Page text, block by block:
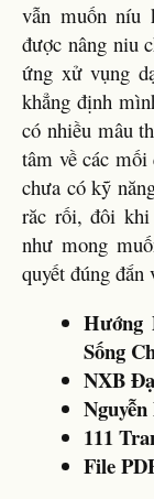
vẫn muốn níu
được nâng niu
ứng xử vụng
khẳng định
có nhiều mâu
tâm về các mối
chưa có kỹ
răc rối, đôi khi
như mong
quyết đúng
Hướng
Sống
NXB
111
File